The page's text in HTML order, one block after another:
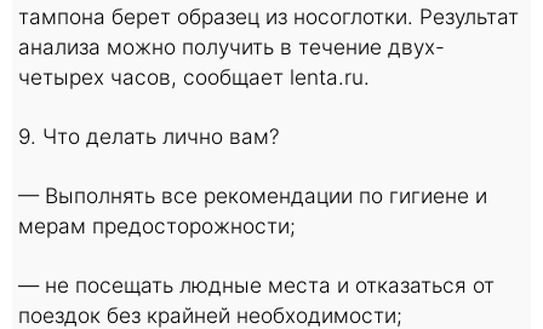
тампона берет образец из носоглотки. Результат
анализа можно получить в течение двух-
четырех часов, сообщает lenta.ru.
9. Что делать лично вам?
— Выполнять все рекомендации по гигиене и
мерам предосторожности;
— не посещать людные места и отказаться от
поездок без крайней необходимости;